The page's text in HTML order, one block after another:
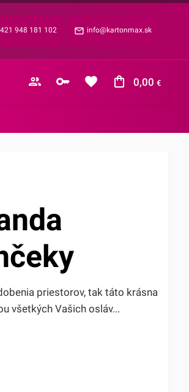
info@kartonmax.sk
948 181 102
0,00€
Zabudnuté heslo?
priestorov, tak táto krásna
všetkých Vašich osláv...